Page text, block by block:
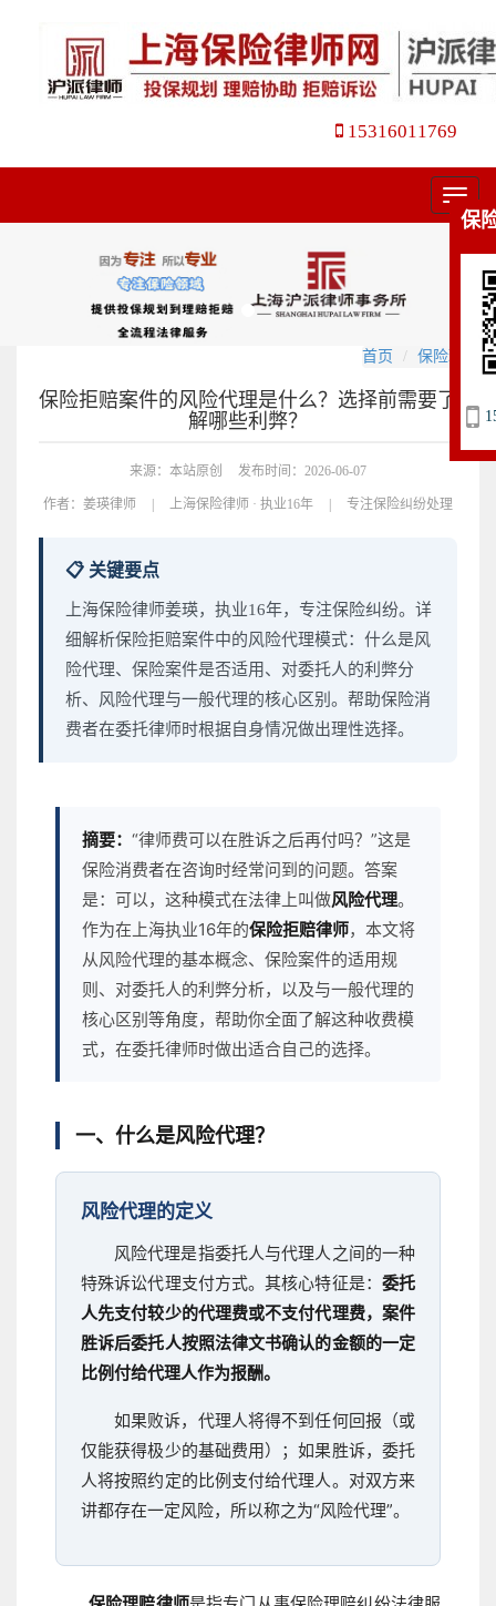
15316011769
菜
单
首页 保险理赔
保险拒赔案件的风险代理是什么？选择前需要了
解哪些利弊？
来源：本站原创 发布时间：2026-06-07
作者： 姜瑛律师 | 上海保险律师 · 执业16年 | 专注保险纠纷处理
📋 关键要点
上海保险律师姜瑛，执业16年，专注保险纠纷。详
细解析保险拒赔案件中的风险代理模式：什么是风
险代理、保险案件是否适用、对委托人的利弊分
析、风险代理与一般代理的核心区别。帮助保险消
费者在委托律师时根据自身情况做出理性选择。
摘要： “律师费可以在胜诉之后再付吗？”这是
保险消费者在咨询时经常问到的问题。答案
是：可以，这种模式在法律上叫做风险代理。
作为在上海执业16年的保险拒赔律师，本文将
从风险代理的基本概念、保险案件的适用规
则、对委托人的利弊分析，以及与一般代理的
核心区别等角度，帮助你全面了解这种收费模
式，在委托律师时做出适合自己的选择。
一、什么是风险代理？
风险代理的定义
风险代理是指委托人与代理人之间的一种
特殊诉讼代理支付方式。其核心特征是： 委托
人先支付较少的代理费或不支付代理费，案件
胜诉后委托人按照法律文书确认的金额的一定
比例付给代理人作为报酬。
如果败诉，代理人将得不到任何回报（或
仅能获得极少的基础费用）；如果胜诉，委托
人将按照约定的比例支付给代理人。对双方来
讲都存在一定风险，所以称之为“风险代理”。
保